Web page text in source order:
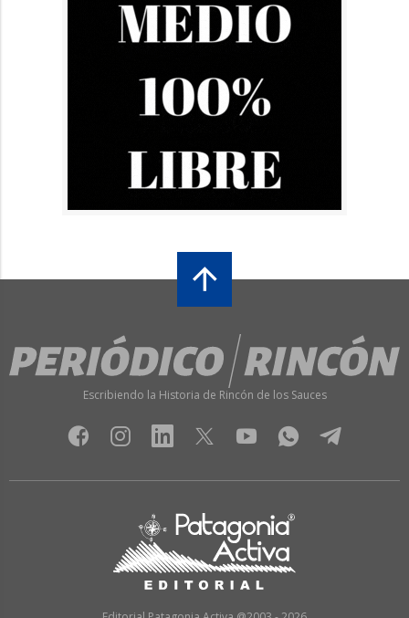
Escribiendo la Historia de Rincón de los Sauces